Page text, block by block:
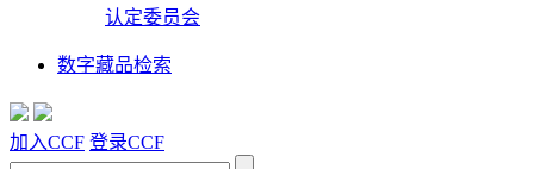
认定委员会
数字藏品检索
加入CCF 登录CCF